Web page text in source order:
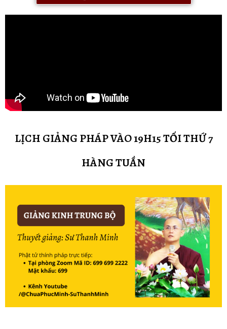
LỊCH GIẢNG PHÁP VÀO 19H15 TỐI THỨ 7
HÀNG TUẦN